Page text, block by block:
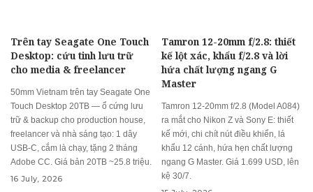
Trên tay Seagate One Touch
Desktop: cứu tinh lưu trữ
cho media & freelancer
50mm Vietnam trên tay Seagate One
Touch Desktop 20TB — ổ cứng lưu
trữ & backup cho production house,
freelancer và nhà sáng tạo: 1 dây
USB-C, cắm là chạy, tặng 2 tháng
Adobe CC. Giá bản 20TB ~25.8 triệu.
16 July, 2026
Tamron 12-20mm f/2.8: thiết
kế lột xác, khẩu f/2.8 và lời
hứa chất lượng ngang G
Master
Tamron 12-20mm f/2.8 (Model A084)
ra mắt cho Nikon Z và Sony E: thiết
kế mới, chi chít nút điều khiển, lá
khẩu 12 cánh, hứa hẹn chất lượng
ngang G Master. Giá 1.699 USD, lên
kệ 30/7.